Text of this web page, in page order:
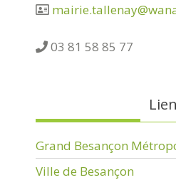
03 81 58 85 77
Grand Besançon
Ville de Besançon